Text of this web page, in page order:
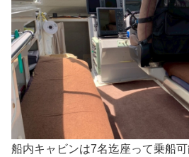
船内キャビンは7名迄座って乗船可